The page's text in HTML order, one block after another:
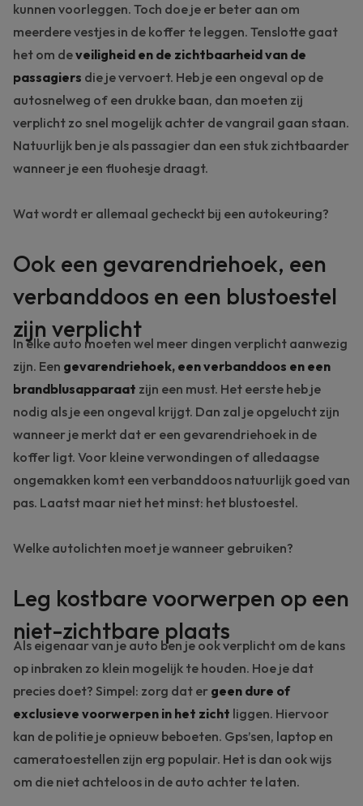
kunnen voorleggen. Toch doe je er beter aan om
meerdere vestjes in de koffer te leggen. Tenslotte gaat
het om deveiligheid en de zichtbaarheid van de
passagiers die je vervoert. Heb je een ongeval op de
autosnelweg of een drukke baan, dan moeten zij
verplicht zo snel mogelijk achter de vangrail gaan staan.
Natuurlijk ben je als passagier dan een stuk zichtbaarder
wanneer je een fluohesje draagt.
Wat wordt er allemaal gecheckt bij een autokeuring?
Ook een gevarendriehoek, een
verbanddoos en een blustoestel
zijn verplicht
In elke auto moeten wel meer dingen verplicht aanwezig
zijn. Een gevarendriehoek, een verbanddoos en een
brandblusapparaat zijn een must. Het eerste heb je
nodig als je een ongeval krijgt. Dan zal je opgelucht zijn
wanneer je merkt dat er een gevarendriehoek in de
koffer ligt. Voor kleine verwondingen of alledaagse
ongemakken komt een verbanddoos natuurlijk goed van
pas. Laatst maar niet het minst: het blustoestel.
Welke autolichten moet je wanneer gebruiken?
Leg kostbare voorwerpen op een
niet-zichtbare plaats
Als eigenaar van je auto ben je ook verplicht om de kans
op inbraken zo klein mogelijk te houden. Hoe je dat
precies doet? Simpel: zorg dat er geen dure of
exclusieve voorwerpen in het zicht liggen. Hiervoor
kan de politie je opnieuw beboeten. Gps’sen, laptop en
cameratoestellen zijn erg populair. Het is dan ook wijs
om die niet achteloos in de auto achter te laten.